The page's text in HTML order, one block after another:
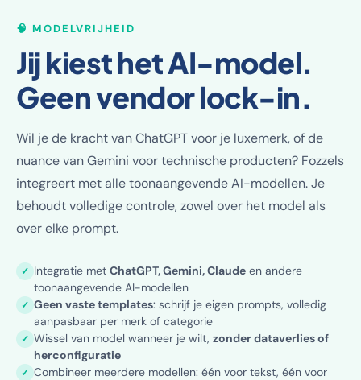
🧠 MODELVRIJHEID
Jij kiest het AI-model.
Geen vendor lock-in.
Wil je de kracht van ChatGPT voor je luxemerk, of de
nuance van Gemini voor technische producten? Fozzels
integreert met alle toonaangevende AI-modellen. Je
behoudt volledige controle, zowel over het model als
over elke prompt.
✓ Integratie met ChatGPT, Gemini, Claude en andere
toonaangevende AI-modellen
✓ Geen vaste templates: schrijf je eigen prompts, volledig
aanpasbaar per merk of categorie
✓ Wissel van model wanneer je wilt, zonder dataverlies of
herconfiguratie
✓ Combineer meerdere modellen: één voor tekst, één voor